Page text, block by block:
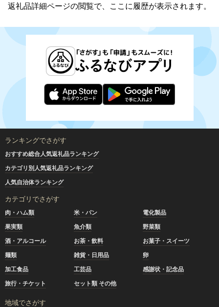
返礼品詳細ページの閲覧で、ここに履歴が表示されます。
ランキングでさがす
おすすめ総合人気返礼品ランキング
カテゴリ別人気返礼品ランキング
人気自治体ランキング
カテゴリでさがす
肉・ハム類 米・パン
電化製品
果実類
魚介類
野菜類
酒・アルコール
お茶・飲料
お菓子・スイーツ
麺類
雑貨・日用品
卵
加工食品
工芸品
感謝状・記念品
旅行・チケット
セット類 その他
地域でさがす